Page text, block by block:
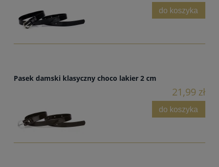
do koszyka
Pasek damski klasyczny choco lakier 2 cm
21,99 zł
do koszyka